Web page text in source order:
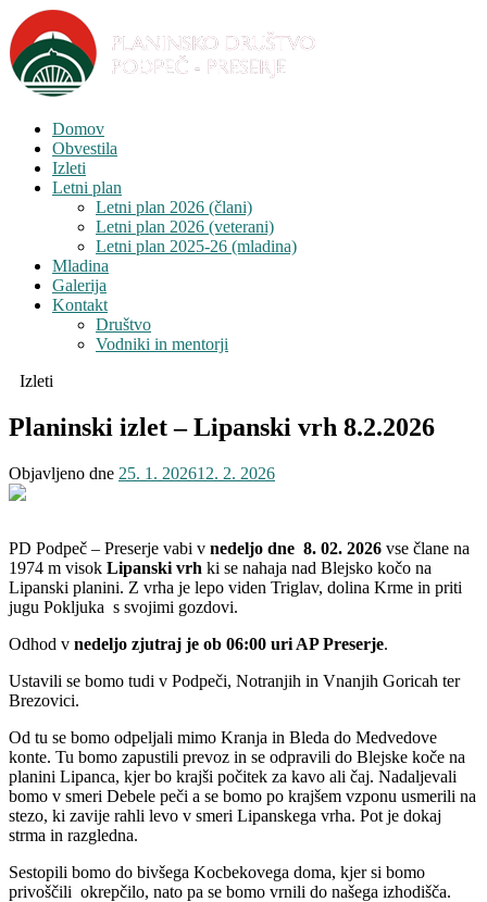
Domov
Obvestila
Izleti
Letni plan
Letni plan 2026 (člani)
Letni plan 2026 (veterani)
Letni plan 2025-26 (mladina)
Mladina
Galerija
Kontakt
Društvo
Vodniki in mentorji
Izleti
Planinski izlet – Lipanski vrh 8.2.2026
Objavljeno dne 25. 1. 202612. 2. 2026
PD Podpeč – Preserje vabi v nedeljo dne 8. 02. 2026 vse člane na
1974 m visok Lipanski vrh ki se nahaja nad Blejsko kočo na
Lipanski planini. Z vrha je lepo viden Triglav, dolina Krme in priti
jugu Pokljuka s svojimi gozdovi.
Odhod v nedeljo zjutraj je ob 06:00 uri AP Preserje.
Ustavili se bomo tudi v Podpeči, Notranjih in Vnanjih Goricah ter
Brezovici.
Od tu se bomo odpeljali mimo Kranja in Bleda do Medvedove
konte. Tu bomo zapustili prevoz in se odpravili do Blejske koče na
planini Lipanca, kjer bo krajši počitek za kavo ali čaj. Nadaljevali
bomo v smeri Debele peči a se bomo po krajšem vzponu usmerili na
stezo, ki zavije rahli levo v smeri Lipanskega vrha. Pot je dokaj
strma in razgledna.
Sestopili bomo do bivšega Kocbekovega doma, kjer si bomo
privoščili okrepčilo, nato pa se bomo vrnili do našega izhodišča.